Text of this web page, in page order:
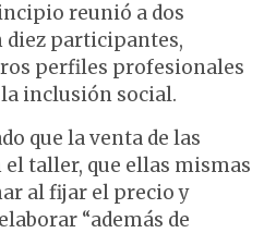
reunió a dos
diez participantes,
perfiles profesionales
inclusión social.
que la venta de las
el taller, que ellas mismas
al fijar el precio y
“además de